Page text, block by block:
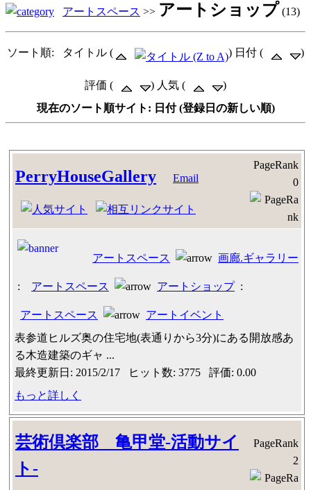
アートスペース >> アートショップ (13)
ソート順: タイトル ( ) 日付 ( )
評価 ( ) 人気 (
)
現在のソート順サイト: 日付 (登録日の新しい順)
PerryHouseGallery Email
PageRank
0
アートスペース 画廊.ギャラリー
: アートスペース アートショップ:
アートスペース
アートイベント
表参道ヒルズ奥の住宅地(表通りから3分)にある開放感あ
る木造建築のギャ ...
最終更新日: 2015/2/17 ヒット数: 3775 評価: 0.00
もっと詳しく
芸術倶楽部 亀甲堂‐活動サイ
ト‐
PageRank
2